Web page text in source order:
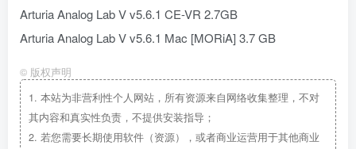
Arturia Analog Lab V v5.6.1 CE-VR 2.7GB
Arturia Analog Lab V v5.6.1 Mac [MORiA] 3.7 GB
© 版权声明
1. 本站为非营利性个人网站，所有资源来自网络收集整理，不对
其内容和真实性负责，不提供安装指导；
2. 若您需要长期使用软件（资源），或者商业运营用于其他商业